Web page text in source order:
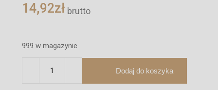
14,92zł brutto
999 w magazynie
Dodaj do koszyka